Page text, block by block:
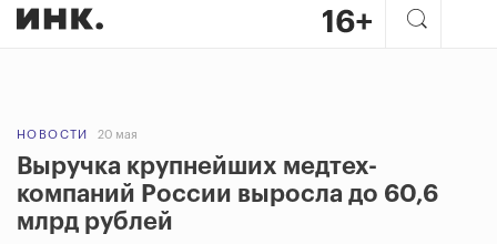
НОВОСТИ 20 мая
Выручка крупнейших медтех-
компаний России выросла до 60,6
млрд рублей